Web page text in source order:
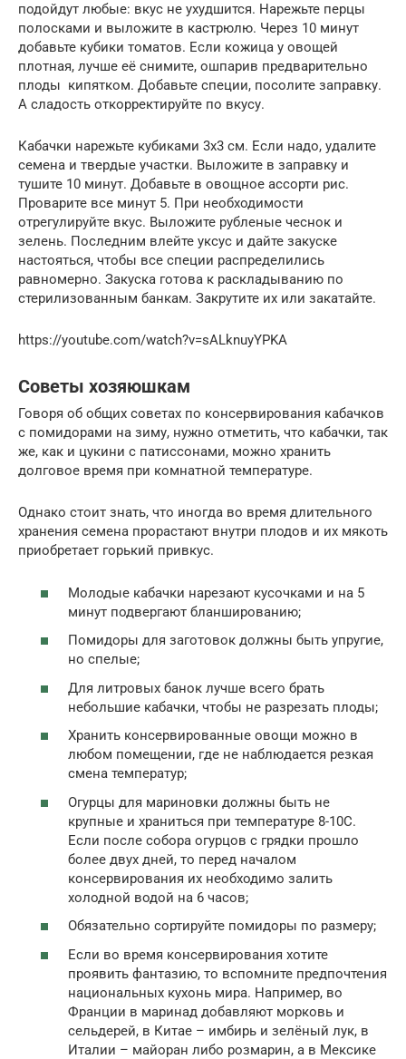
подойдут любые: вкус не ухудшится. Нарежьте перцы
полосками и выложите в кастрюлю. Через 10 минут
добавьте кубики томатов. Если кожица у овощей
плотная, лучше её снимите, ошпарив предварительно
плоды кипятком. Добавьте специи, посолите заправку.
А сладость откорректируйте по вкусу.
Кабачки нарежьте кубиками 3х3 см. Если надо, удалите
семена и твердые участки. Выложите в заправку и
тушите 10 минут. Добавьте в овощное ассорти рис.
Проварите все минут 5. При необходимости
отрегулируйте вкус. Выложите рубленые чеснок и
зелень. Последним влейте уксус и дайте закуске
настояться, чтобы все специи распределились
равномерно. Закуска готова к раскладыванию по
стерилизованным банкам. Закрутите их или закатайте.
https://youtube.com/watch?v=sALknuyYPKA
Советы хозяюшкам
Говоря об общих советах по консервирования кабачков
с помидорами на зиму, нужно отметить, что кабачки, так
же, как и цукини с патиссонами, можно хранить
долговое время при комнатной температуре.
Однако стоит знать, что иногда во время длительного
хранения семена прорастают внутри плодов и их мякоть
приобретает горький привкус.
Молодые кабачки нарезают кусочками и на 5
минут подвергают бланшированию;
Помидоры для заготовок должны быть упругие,
но спелые;
Для литровых банок лучше всего брать
небольшие кабачки, чтобы не разрезать плоды;
Хранить консервированные овощи можно в
любом помещении, где не наблюдается резкая
смена температур;
Огурцы для мариновки должны быть не
крупные и храниться при температуре 8-10С.
Если после собора огурцов с грядки прошло
более двух дней, то перед началом
консервирования их необходимо залить
холодной водой на 6 часов;
Обязательно сортируйте помидоры по размеру;
Если во время консервирования хотите
проявить фантазию, то вспомните предпочтения
национальных кухонь мира. Например, во
Франции в маринад добавляют морковь и
сельдерей, в Китае – имбирь и зелёный лук, в
Италии – майоран либо розмарин, а в Мексике